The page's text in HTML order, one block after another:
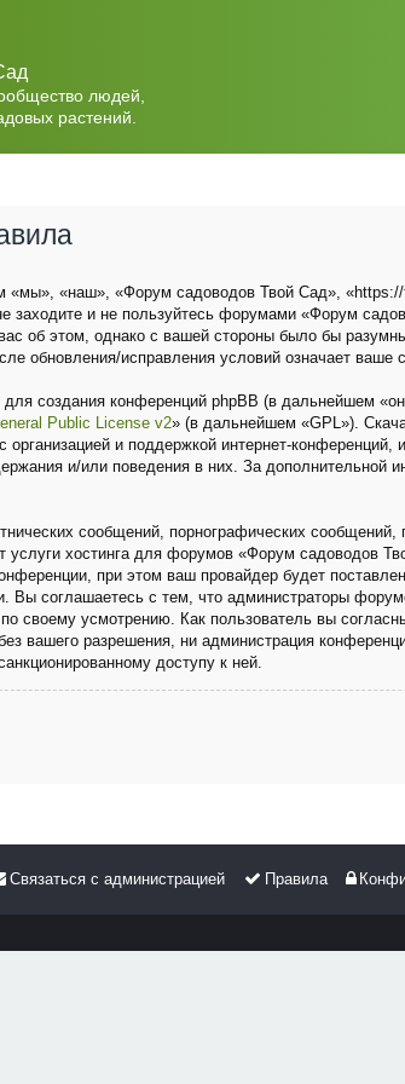
людей,
растений.
«наш», «Форум садоводов Твой Сад», «https://
и не пользуйтесь форумами «Форум
об этом, однако с вашей стороны было бы
обновления/исправления условий означает ваше
создания конференций phpBB (в дальнейшем
Public License v2» (в дальнейшем «GPL»).
и поддержкой интернет-конференций,
и/или поведения в них. За дополнительной
сообщений, порнографических
услуги хостинга для форумов «Форум садоводов
при этом ваш провайдер будет
Вы соглашаетесь с тем, что администраторы
своему усмотрению. Как пользователь вы
вашего разрешения, ни администрация
доступу к ней.
Правила
Связаться с администрацией